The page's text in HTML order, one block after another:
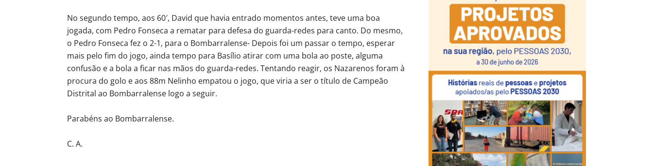
No segundo tempo, aos 60′, David que havia entrado momentos antes, teve uma boa
jogada, com Pedro Fonseca a rematar para defesa do guarda-redes para canto. Do mesmo,
o Pedro Fonseca fez o 2-1, para o Bombarralense- Depois foi um passar o tempo, esperar
mais pelo fim do jogo, ainda tempo para Basílio atirar com uma bola ao poste, alguma
confusão e a bola a ficar nas mãos do guarda-redes. Tentando reagir, os Nazarenos foram à
procura do golo e aos 88m Nelinho empatou o jogo, que viria a ser o título de Campeão
Distrital ao Bombarralense logo a seguir.
Parabéns ao Bombarralense.
C. A.